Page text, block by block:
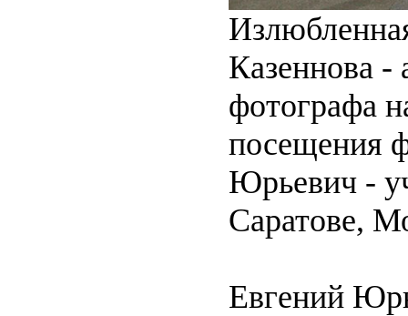
Казеннова -
фотографа
посещения
Юрьевич -
Саратове,
Евгений